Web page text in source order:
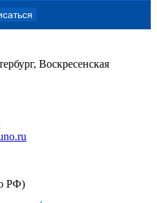
Воскресенская
РФ)